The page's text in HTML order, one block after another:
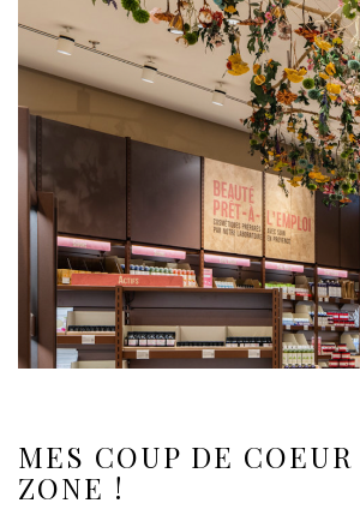
MES COUP DE
ZONE !